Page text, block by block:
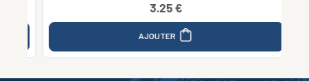
3.25 €
AJOUTER